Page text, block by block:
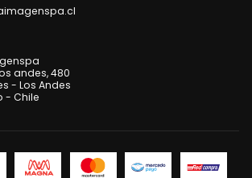
andes, 480
- Los Andes
- Chile